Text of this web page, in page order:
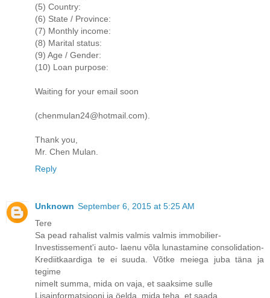
(5) Country:
(6) State / Province:
(7) Monthly income:
(8) Marital status:
(9) Age / Gender:
(10) Loan purpose:
Waiting for your email soon
(chenmulan24@hotmail.com).
Thank you,
Mr. Chen Mulan.
Reply
Unknown September 6, 2015 at 5:25 AM
Tere
Sa pead rahalist valmis valmis valmis immobilier-
Investissement'i auto- laenu võla lunastamine consolidation-
Krediitkaardiga te ei suuda. Võtke meiega juba täna ja
tegime
nimelt summa, mida on vaja, et saaksime sulle
Lisainformatsiooni ja öelda, mida teha, et saada